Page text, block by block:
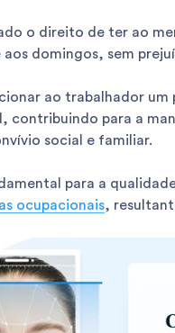
o direito de ter ao
domingos, sem
ao trabalhador um
contribuindo para a
social e familiar.
para a
ocupacionais,